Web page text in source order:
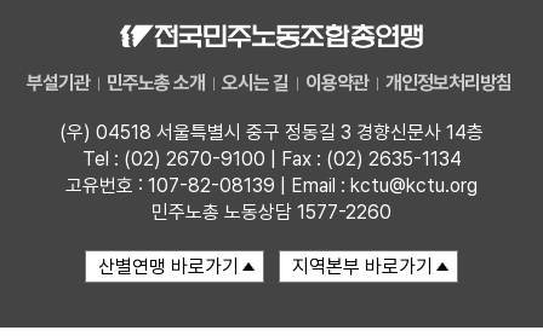
부설기관 민주노총 소개 오시는 길 이용약관 개인정보처리방침
(우) 04518 서울특별시 중구 정동길 3 경향신문사 14층
Tel : (02) 2670-9100 | Fax : (02) 2635-1134
고유번호 : 107-82-08139 | Email : kctu@kctu.org
민주노총 노동상담 1577-2260